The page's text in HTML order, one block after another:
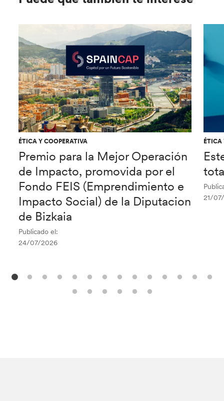
ÉTICA Y COOPERATIVA
Premio para la Mejor Operación
de Impacto, promovida por el
Fondo FEIS (Emprendimiento e
Impacto Social) de la Diputacion
de Bizkaia
Publicado el:
24/07/2026
ÉTICA
21/